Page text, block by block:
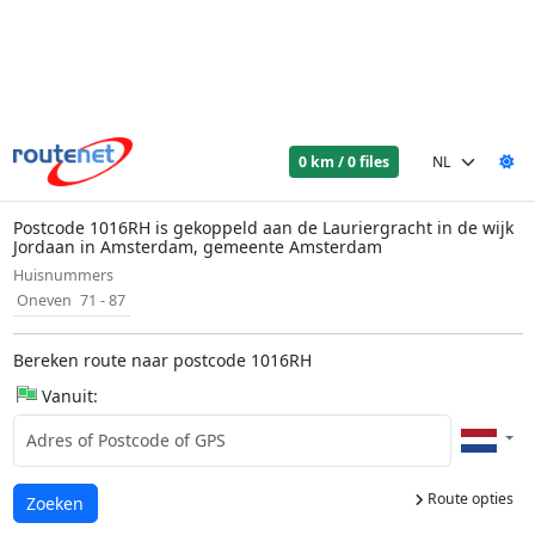
0 km / 0 files
Postcode 1016RH is gekoppeld aan de Lauriergracht in de wijk
Jordaan in Amsterdam, gemeente Amsterdam
Huisnummers
Oneven 71 - 87
Bereken route naar postcode 1016RH
Vanuit:
Route opties
Laden...
Zoeken